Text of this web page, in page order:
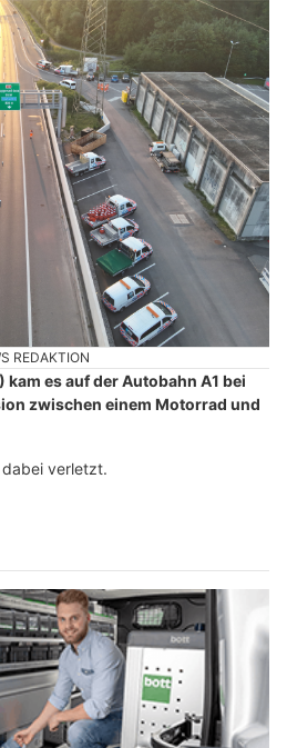
REDAKTION
es auf der Autobahn A1 bei
zwischen einem Motorrad und
verletzt.